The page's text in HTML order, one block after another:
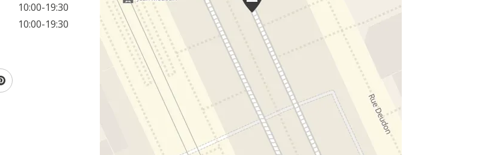
10:00-19:30
10:00-19:30